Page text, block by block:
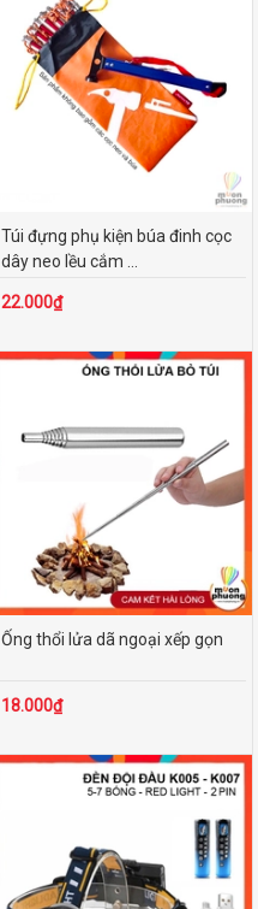
Túi đựng phụ kiện búa đinh cọc
dây neo lều cắm ...
22.000₫
Ống thổi lửa dã ngoại xếp gọn
18.000₫